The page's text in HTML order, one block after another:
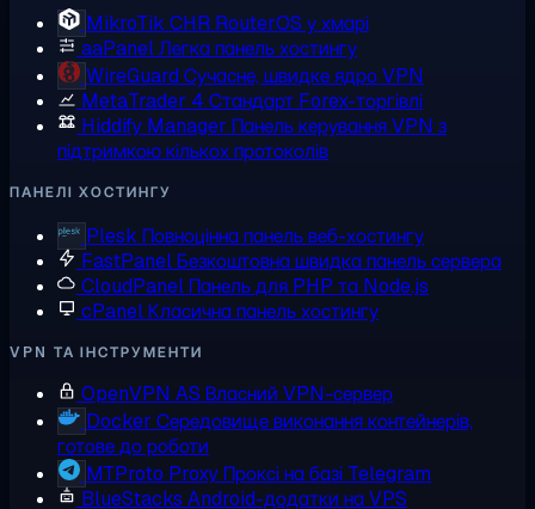
MikroTik CHR RouterOS у хмарі
aaPanelЛегка панель хостингу
WireGuard Сучасне, швидке ядро VPN
MetaTrader 4 Стандарт Forex-торгівлі
Hiddify Manager Панель керування VPN з
підтримкою кількох протоколів
ПАНЕЛІ ХОСТИНГУ
Plesk Повноцінна панель веб-хостингу
FastPanelБезкоштовна швидка панель сервера
CloudPanel Панель для PHP та Node.js
cPanelКласична панель хостингу
VPN ТА ІНСТРУМЕНТИ
OpenVPN AS Власний VPN-сервер
Docker Середовище виконання контейнерів,
готове до роботи
MTProto Proxy Проксі на базі Telegram
BlueStacks Android-додатки на VPS